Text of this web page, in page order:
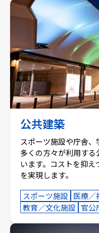
公共建築
スポーツ施設や庁舎
多くの方々が利用す
います。コストを抑
を実現します。
スポーツ施設 医療／
教育／文化施設 官公